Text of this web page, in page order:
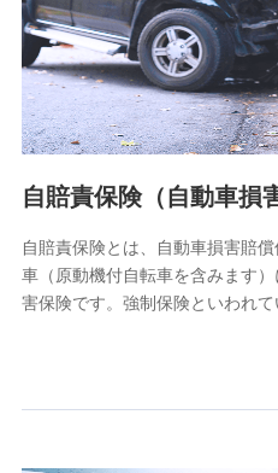
〒103-0013 東京都中央区日
ネット日本橋ビル 3F
株式会社ドコモ・インシュアラ
個人情報の第三者提供
除き、第三者に提供いたしま
業務の委託
当社は利用目的の達成に必要
自賠責保険（自動車損
自賠責保険とは、自動車損害賠
車（原動機付自転車を含みます
害保険です。強制保険といわれ